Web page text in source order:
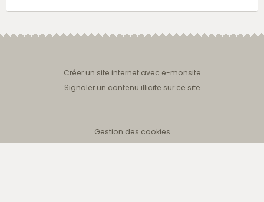
Créer un site internet avec e-monsite
Signaler un contenu illicite sur ce site
Gestion des cookies